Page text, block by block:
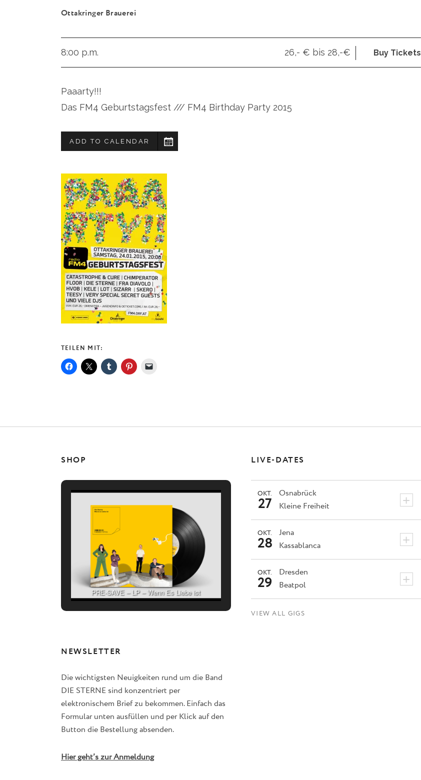
Ottakringer Brauerei
8:00 p.m. 26,- € bis 28,-€ Buy Tickets
Paaarty!!!
Das FM4 Geburtstagsfest /// FM4 Birthday Party 2015
ADD TO CALENDAR
TEILEN MIT:
SHOP
PRE-SAVE – LP – Wenn Es Liebe ist
LIVE-DATES
Osnabrück +
OKT.
27 Kleine Freiheit
Jena +
OKT.
28 Kassablanca
Dresden +
OKT.
29 Beatpol
VIEW ALL GIGS
NEWSLETTER
Die wichtigsten Neuigkeiten rund um die Band
DIE STERNE sind konzentriert per
elektronischem Brief zu bekommen. Einfach das
Formular unten ausfüllen und per Klick auf den
Button die Bestellung absenden.
Hier geht’s zur Anmeldung